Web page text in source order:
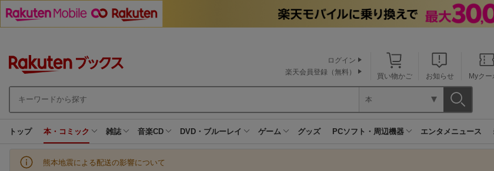
買い物かご お知らせ Myクー
ログイン
楽天会員登録（無料）
本
トップ 本・コミック 雑誌 音楽CD DVD・ブルーレイ ゲーム グッズ PCソフト・周辺機器 エンタメニュース
熊本地震による配送の影響について